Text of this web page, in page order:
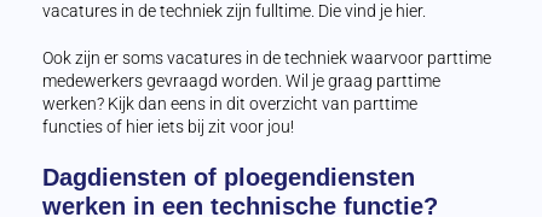
vacatures in de techniek zijn fulltime. Die vind je hier.
Ook zijn er soms vacatures in de techniek waarvoor parttime
medewerkers gevraagd worden. Wil je graag parttime
werken? Kijk dan eens in dit overzicht van parttime
functies of hier iets bij zit voor jou!
Dagdiensten of ploegendiensten
werken in een technische functie?